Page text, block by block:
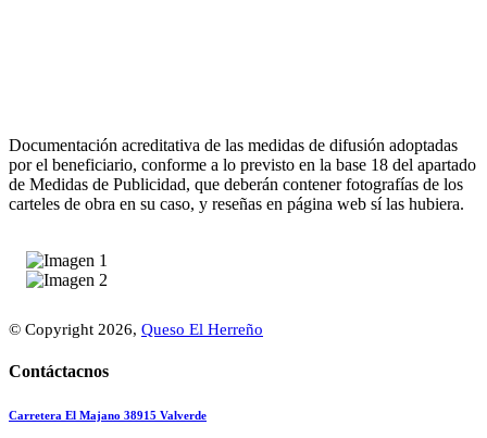
Documentación acreditativa de las medidas de difusión adoptadas
por el beneficiario, conforme a lo previsto en la base 18 del apartado
de Medidas de Publicidad, que deberán contener fotografías de los
carteles de obra en su caso, y reseñas en página web sí las hubiera.
© Copyright 2026, Queso El Herreño
Contáctacnos
Carretera El Majano 38915 Valverde